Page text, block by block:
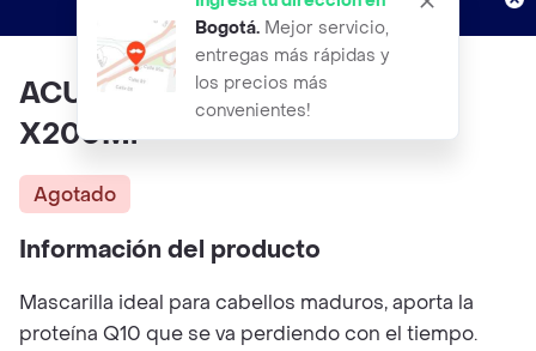
Bogotá. Mejor servicio,
entregas más rápidas y
los precios más
convenientes!
envíos gratis por semanas
Aplican TyC
ACURE Mascarilla Bon Q10
X200Ml
Agotado
Información del producto
Mascarilla ideal para cabellos maduros, aporta la
proteína Q10 que se va perdiendo con el tiempo.